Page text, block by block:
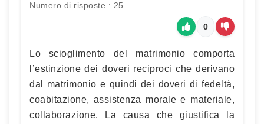
Numero di risposte : 25
0
Lo scioglimento del matrimonio comporta
l’estinzione dei doveri reciproci che derivano
dal matrimonio e quindi dei doveri di fedeltà,
coabitazione, assistenza morale e materiale,
collaborazione. La causa che giustifica la